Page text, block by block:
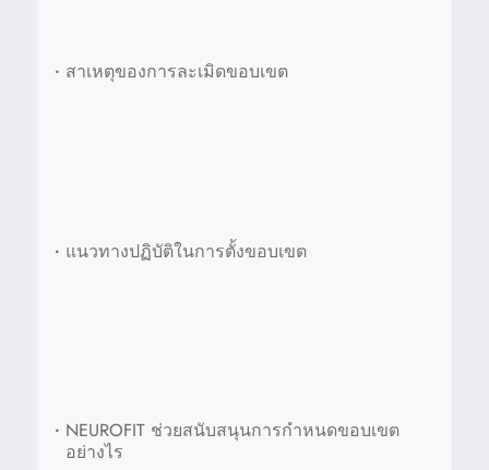
• สาเหตุของการละเมิดขอบเขต
• แนวทางปฏิบัติในการตั้งขอบเขต
• NEUROFIT ช่วยสนับสนุนการกำหนดขอบเขต
อย่างไร